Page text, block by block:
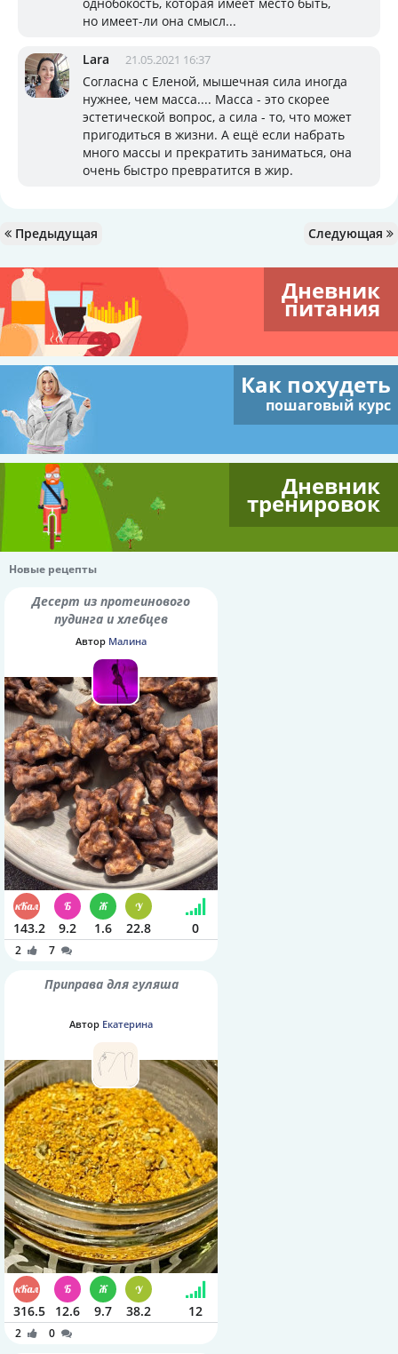
но имеет-ли она смысл...
Lara 21.05.2021 16:37
Согласна с Еленой, мышечная сила иногда
нужнее, чем масса.... Масса - это скорее
эстетической вопрос, а сила - то, что может
пригодиться в жизни. А ещё если набрать
много массы и прекратить заниматься, она
очень быстро превратится в жир.
Предыдущая Следующая
Дневник
питания
Как похудеть
пошаговый курс
Дневник
тренировок
Новые рецепты
Десерт из протеинового
пудинга и хлебцев
Автор Малина
143.2 9.2 1.6 22.8 0
2 7
Приправа для гуляша
Автор Екатерина
316.5 12.6 9.7 38.2 12
2 0